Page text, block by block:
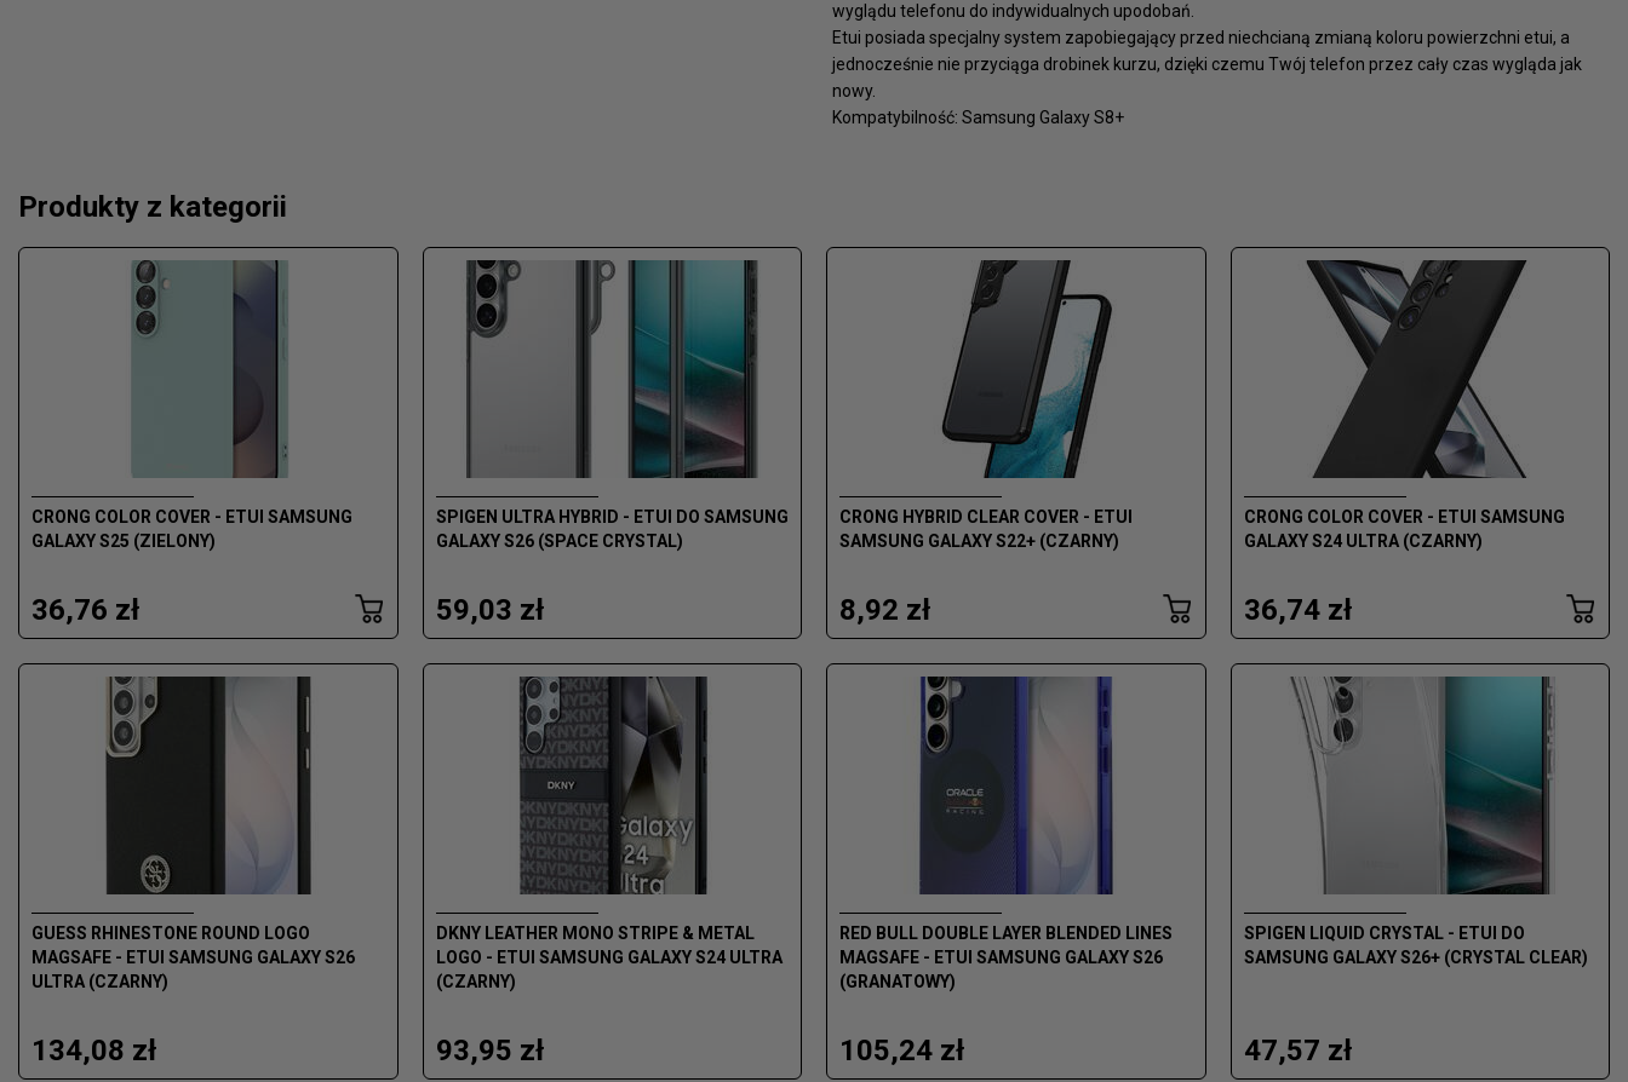
wyglądu telefonu do indywidualnych upodobań.
Etui posiada specjalny system zapobiegający przed niechcianą zmianą koloru powierzchni etui, a
jednocześnie nie przyciąga drobinek kurzu, dzięki czemu Twój telefon przez cały czas wygląda jak
nowy.
Kompatybilność: Samsung Galaxy S8+
Produkty z kategorii
CRONG COLOR COVER - ETUI SAMSUNG
GALAXY S25 (ZIELONY)
36,76 zł
SPIGEN ULTRA HYBRID - ETUI DO SAMSUNG
GALAXY S26 (SPACE CRYSTAL)
59,03 zł
CRONG HYBRID CLEAR COVER - ETUI
SAMSUNG GALAXY S22+ (CZARNY)
8,92 zł
CRONG COLOR COVER - ETUI SAMSUNG
GALAXY S24 ULTRA (CZARNY)
36,74 zł
GUESS RHINESTONE ROUND LOGO
MAGSAFE - ETUI SAMSUNG GALAXY S26
ULTRA (CZARNY)
134,08 zł
DKNY LEATHER MONO STRIPE & METAL
LOGO - ETUI SAMSUNG GALAXY S24 ULTRA
(CZARNY)
93,95 zł
RED BULL DOUBLE LAYER BLENDED LINES
MAGSAFE - ETUI SAMSUNG GALAXY S26
(GRANATOWY)
105,24 zł
SPIGEN LIQUID CRYSTAL - ETUI DO
SAMSUNG GALAXY S26+ (CRYSTAL CLEAR)
47,57 zł